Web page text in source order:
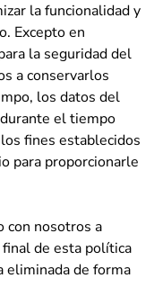
la funcionalidad y
Excepto en
la seguridad del
a conservarlos
los datos del
el tiempo
fines establecidos
para proporcionarle
con nosotros a
de esta política
eliminada de forma